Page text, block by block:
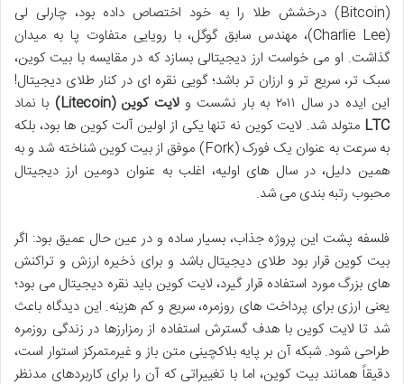
(Bitcoin) درخشش طلا را به خود اختصاص داده بود، چارلی لی
(Charlie Lee)، مهندس سابق گوگل، با رویایی متفاوت پا به میدان
گذاشت. او می خواست ارز دیجیتالی بسازد که در مقایسه با بیت کوین،
سبک تر، سریع تر و ارزان تر باشد؛ گویی نقره ای در کنار طلای دیجیتال!
این ایده در سال ۲۰۱۱ به بار نشست و
لایت کوین (Litecoin)
با نماد
LTC متولد شد. لایت کوین نه تنها یکی از اولین آلت کوین ها بود، بلکه
به سرعت به عنوان یک فورک (Fork) موفق از بیت کوین شناخته شد و به
همین دلیل، در سال های اولیه، اغلب به عنوان دومین ارز دیجیتال
محبوب رتبه بندی می شد.
فلسفه پشت این پروژه جذاب، بسیار ساده و در عین حال عمیق بود: اگر
بیت کوین قرار بود طلای دیجیتال باشد و برای ذخیره ارزش و تراکنش
های بزرگ مورد استفاده قرار گیرد، لایت کوین باید نقره دیجیتال می بود؛
یعنی ارزی برای پرداخت های روزمره، سریع و کم هزینه. این دیدگاه باعث
شد تا لایت کوین با هدف گسترش استفاده از رمزارزها در زندگی روزمره
طراحی شود. شبکه آن بر پایه بلاکچینی متن باز و غیرمتمرکز استوار است،
دقیقاً همانند بیت کوین، اما با تغییراتی که آن را برای کاربردهای مدنظر